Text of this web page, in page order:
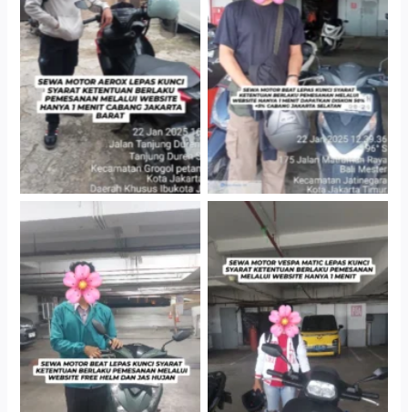
Cabang Jakarta Barat
Cityplaza Jatinegara
Gedung Parkir P6A
Cityplaza Jatinegara
Gedung Parkir P6A
Cityplaza Jatinegara
Gedung Parkir P6A